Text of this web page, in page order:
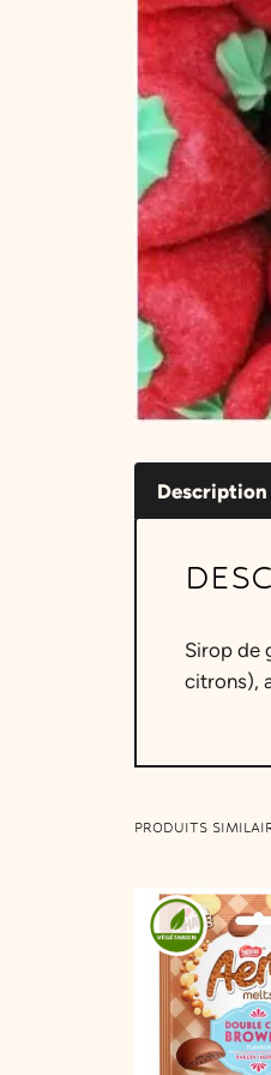
Description
Sirop de
citrons),
PRODUITS